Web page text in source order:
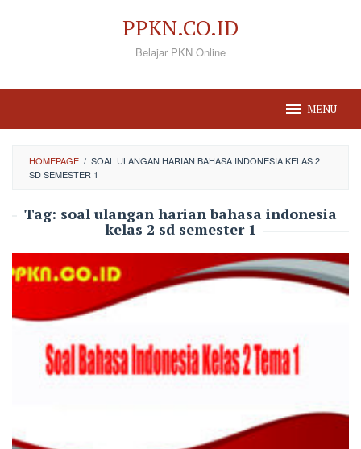
PPKN.CO.ID
Belajar PKN Online
MENU
HOMEPAGE / SOAL ULANGAN HARIAN BAHASA INDONESIA KELAS 2
SD SEMESTER 1
Tag: soal ulangan harian bahasa indonesia
kelas 2 sd semester 1